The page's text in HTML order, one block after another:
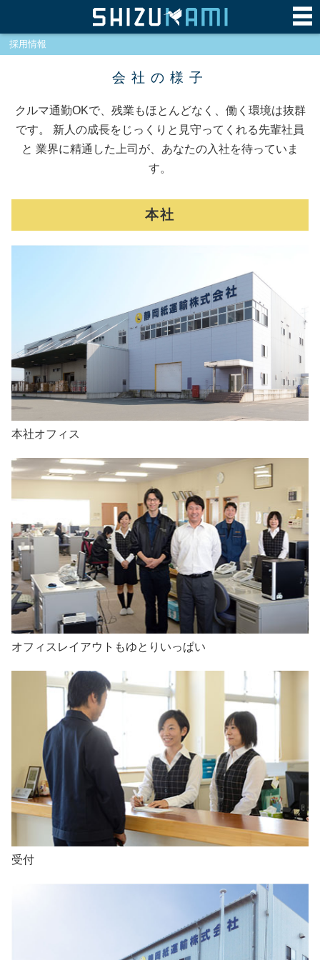
採用情報
会社の様子
クルマ通勤OKで、残業もほとんどなく、働く環境は抜群
です。
新人の成長をじっくりと見守ってくれる先輩社員
と 業界に精通した上司が、あなたの入社を待っていま
す。
本社
本社オフィス
オフィスレイアウトもゆとりいっぱい
受付